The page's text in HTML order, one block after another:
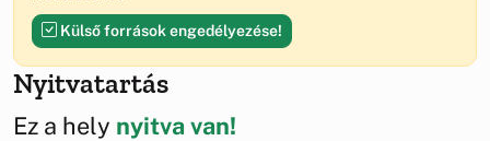
Külső források engedélyezése!
Nyitvatartás
Ez a hely nyitva van!